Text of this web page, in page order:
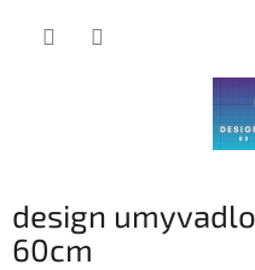
design umyvadlo
60cm